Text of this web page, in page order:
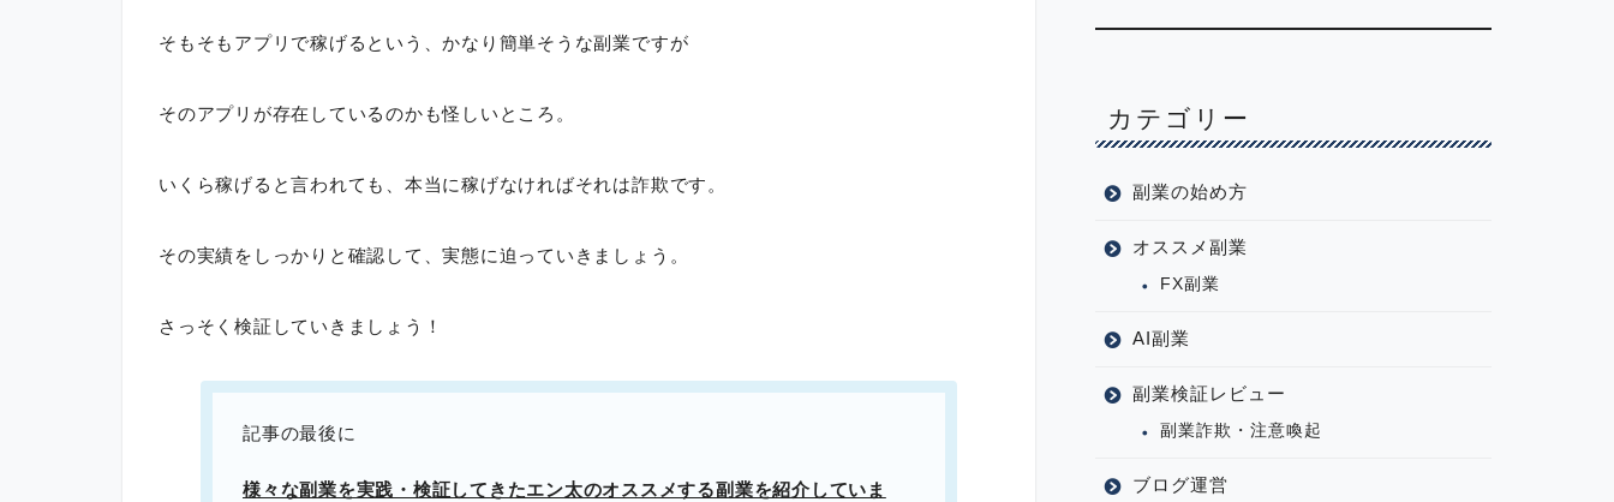
そもそもアプリで稼げるという、かなり簡単そうな副業ですが
そのアプリが存在しているのかも怪しいところ。
いくら稼げると言われても、本当に稼げなければそれは詐欺です。
その実績をしっかりと確認して、実態に迫っていきましょう。
さっそく検証していきましょう！
記事の最後に
様々な副業を実践・検証してきたエン太のオススメする副業を紹介していま
カテゴリー
副業の始め方
オススメ副業
FX副業
AI副業
副業検証レビュー
副業詐欺・注意喚起
ブログ運営